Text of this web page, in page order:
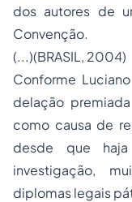
dos autores de
Convenção.
(...)(BRASIL, 2004)
Conforme
delação
como causa de
desde que haja
investigação,
diplomas legais